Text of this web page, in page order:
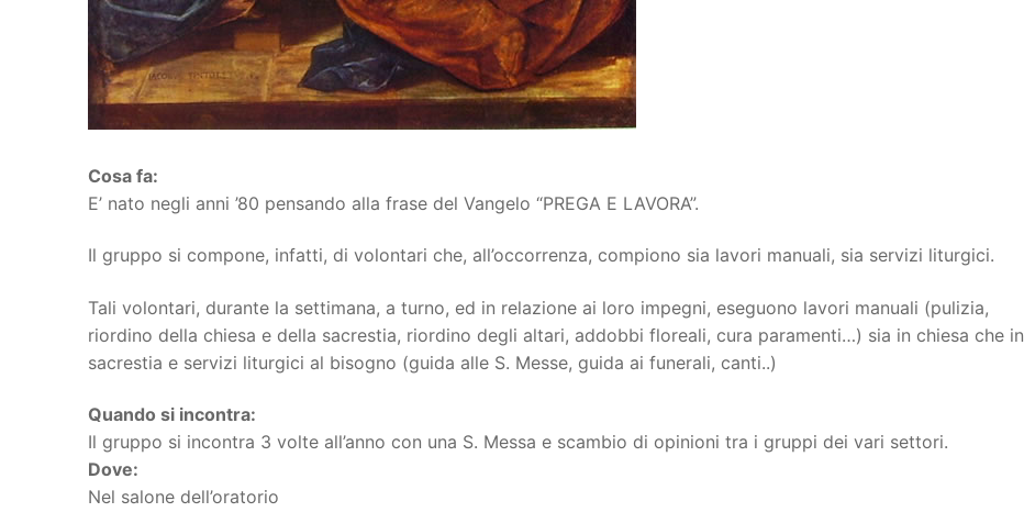
Cosa fa:
E’ nato negli anni ’80 pensando alla frase del Vangelo “PREGA E LAVORA”.
Il gruppo si compone, infatti, di volontari che, all’occorrenza, compiono sia lavori manuali, sia servizi liturgici.
Tali volontari, durante la settimana, a turno, ed in relazione ai loro impegni, eseguono lavori manuali (pulizia,
riordino della chiesa e della sacrestia, riordino degli altari, addobbi floreali, cura paramenti…) sia in chiesa che in
sacrestia e servizi liturgici al bisogno (guida alle S. Messe, guida ai funerali, canti..)
Quando si incontra:
Il gruppo si incontra 3 volte all’anno con una S. Messa e scambio di opinioni tra i gruppi dei vari settori.
Dove:
Nel salone dell’oratorio